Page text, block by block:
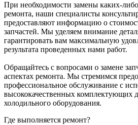
При необходимости замены каких-
ремонта, наши специалисты
предоставляют информацию о
запчастей. Мы уделяем внимание
гарантировать вам максимальную
результата проведенных нами работ.
Обращайтесь с вопросами о замене
аспектах ремонта. Мы стремимся
профессиональное обслуживание с
высококачественных комплектующих
холодильного оборудования.
Где выполняется ремонт?